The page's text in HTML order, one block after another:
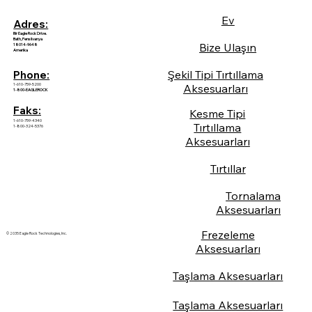
Adres:
Bir Eagle Rock Drive.
Bath, Pensilvanya
18014-9648
Amerika
Phone:
1-610-759-5200
1-800-EAGLEROCK
Faks:
1-610-759-4340
1-800-324-5376
© 2035 Eagle Rock Technologies, Inc.
Ev
Bize Ulaşın
Şekil Tipi Tırtıllama
Aksesuarları
Kesme Tipi
Tırtıllama
Aksesuarları
Tırtıllar
Tornalama
Aksesuarları
Frezeleme
Aksesuarları
Taşlama Aksesuarları
Taşlama Aksesuarları